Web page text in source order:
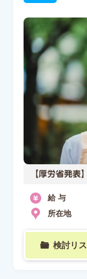
【厚労省発表
給 与
所在地
検討リ